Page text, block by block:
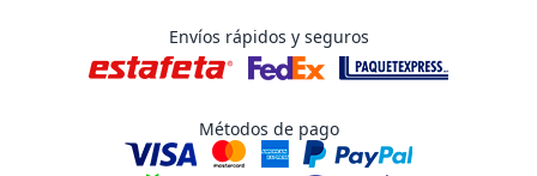
Envíos rápidos y seguros
Métodos de pago